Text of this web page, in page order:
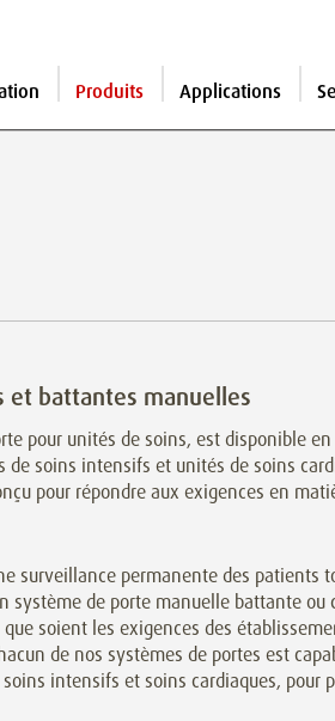
Produits Applications
et battantes manuelles
pour unités de soins, est disponible
soins intensifs et unités de soins
pour répondre aux exigences en
surveillance permanente des patients
de porte manuelle battante ou
soient les exigences des
de nos systèmes de portes est
intensifs et soins cardiaques, pour